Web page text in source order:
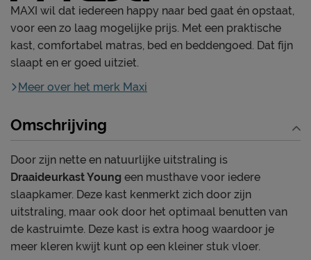
MAXI wil dat iedereen happy naar bed gaat én opstaat,
voor een zo laag mogelijke prijs. Met een praktische
kast, comfortabel matras, bed en beddengoed. Dat fijn
slaapt en er goed uitziet.
Meer over het merk Maxi
Omschrijving
Door zijn nette en natuurlijke uitstraling is
Draaideurkast Young een musthave voor iedere
slaapkamer. Deze kast kenmerkt zich door zijn
uitstraling, maar ook door het optimaal benutten van
de kastruimte. Deze kast is extra hoog waardoor je
meer kleren kwijt kunt op een kleiner stuk vloer.